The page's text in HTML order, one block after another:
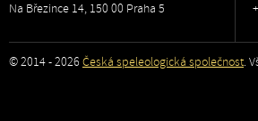
Na Březince 14, 150 00 Praha 5
© 2014 - 2026 Česká speleologická společnost.